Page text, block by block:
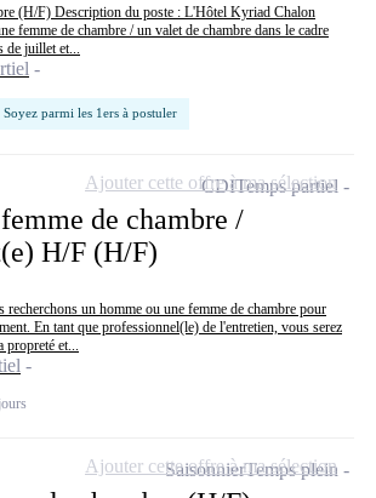
(H/F) Description du poste : L'Hôtel Kyriad Chalon
femme de chambre / un valet de chambre dans le cadre
de juillet et...
Soyez parmi les 1ers à postuler
de chambre /
H/F (H/F)
un homme ou une femme de chambre pour
En tant que professionnel(le) de l'entretien, vous serez
propreté et...
CDITemps partiel
Ajouter cette offre à ma sélection
SaisonnierTemps plein
Ajouter cette offre à ma sélection